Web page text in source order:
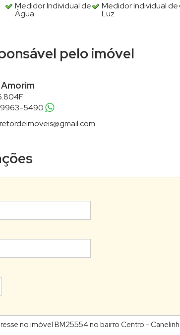
Medidor Individual de
Água
Medidor Individual de
Luz
pelo imóvel
5490